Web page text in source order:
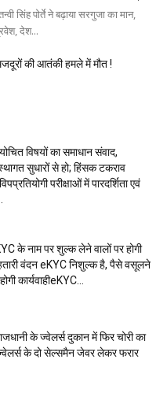
सिंह पोर्ते ने बढ़ाया सरगुजा का मान,
देश...
की आतंकी हमले में मौत !
विषयों का समाधान संवाद,
सुधारों से हो; हिंसक टकराव
परीक्षाओं में पारदर्शिता एवं
के नाम पर शुल्क लेने वालों पर होगी
वंदन eKYC निशुल्क है, पैसे वसूलने
कार्यवाहीeKYC...
के ज्वेलर्स दुकान में फिर चोरी का
ज्वेलर्स के दो सेल्समैन जेवर लेकर फरार